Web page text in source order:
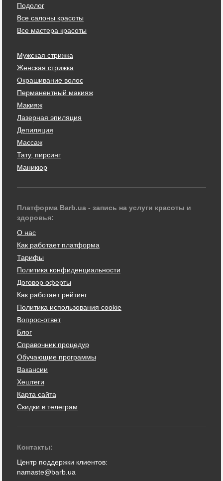
Подолог
Все салоны красоты
Все мастера красоты
Мужская стрижка
Женская стрижка
Окрашивание волос
Перманентный макияж
Макияж
Лазерная эпиляция
Депиляция
Массаж
Тату, пирсинг
Маникюр
Платформа Barb.ua - запись на услуги красоты и
здоровья:
О нас
Как работает платформа
Тарифы
Политика конфиденциальности
Договор оферты
Как работает рейтинг
Политика использования cookie
Вопрос-ответ
Блог
Справочник процедур
Обучающие программы
Вакансии
Хештеги
Карта сайта
Скидки в телеграм
Контакты:
Центр поддержки клиентов:
namaste@barb.ua